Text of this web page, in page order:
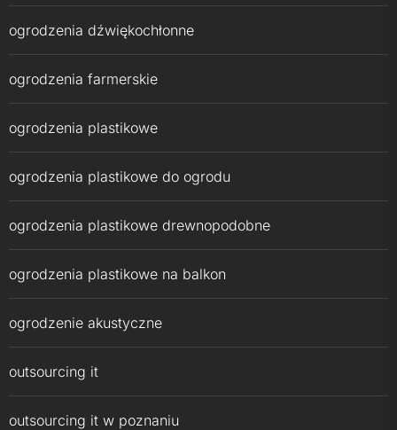
ogrodzenia dźwiękochłonne
ogrodzenia farmerskie
ogrodzenia plastikowe
ogrodzenia plastikowe do ogrodu
ogrodzenia plastikowe drewnopodobne
ogrodzenia plastikowe na balkon
ogrodzenie akustyczne
outsourcing it
outsourcing it w poznaniu